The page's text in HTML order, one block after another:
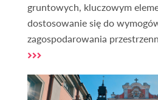
gruntowych, kluczowym
dostosowanie się do
zagospodarowania
przypadku jego braku może
zagospodarowania